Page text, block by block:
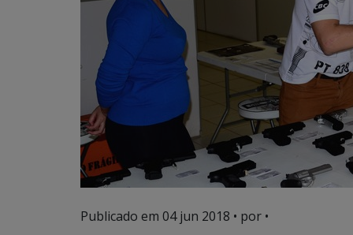
Publicado em 04 jun 2018 • por •